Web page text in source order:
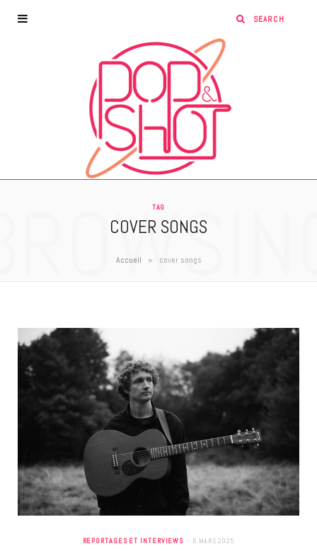
TAG
COVER SONGS
Accueil » cover songs
REPORTAGES ET INTERVIEWS 6 MARS 2025